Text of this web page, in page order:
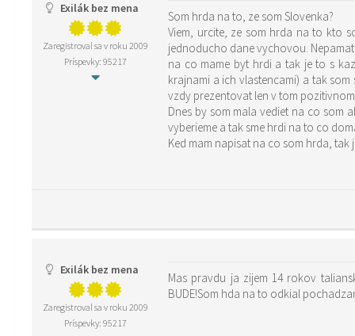
Exilák bez mena
Zaregistroval sa v roku 2009
Príspevky: 95217
Som hrda na to, ze som Slovenka?
Viem, urcite, ze som hrda na to kto
jednoducho dane vychovou.
na co mame byt hrdi a tak je to s
krajnami a ich vlastencami) a tak
vzdy prezentovat len v tom
Dnes by som mala vediet na co som
vyberieme a tak sme hrdi na to co
Ked mam napisat na co som hrda,
Exilák bez mena
Zaregistroval sa v roku 2009
Príspevky: 95217
Mas pravdu ja zijem 14 rokov
BUDE!Som hda na to odkial